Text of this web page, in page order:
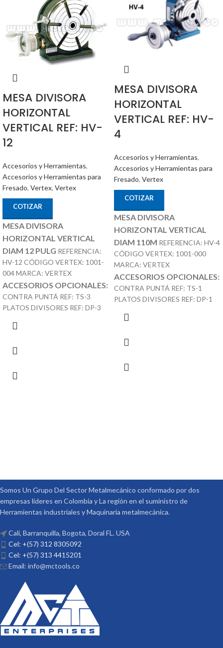
MESA DIVISORA
HORIZONTAL
VERTICAL REF: HV-
12
Accesorios y Herramientas,
Accesorios y Herramientas para
Fresado, Vertex, Vertex
COTIZAR
MESA DIVISORA
HORIZONTAL VERTICAL
DIAM 12 PULG REFERENCIA:
HV-12 CÓDIGO VERTEX: 1001-
004 MARCA: VERTEX
ACCESORIOS OPCIONALES:
CONTRA PUNTÁ REF: TS-3
PLATOS DIVISORES REF: DP-3
MESA DIVISORA
HORIZONTAL
VERTICAL REF: HV-
4
Accesorios y Herramientas,
Accesorios y Herramientas para
Fresado, Vertex
COTIZAR
MESA DIVISORA
HORIZONTAL VERTICAL
DIAM 110M REFERENCIA: HV-4
CÓDIGO VERTEX: 1001-000
MARCA: VERTEX
ACCESORIOS OPCIONALES:
CONTRA PUNTÁ REF: TS-1
PLATOS DIVISORES REF: DP-1
Somos Un Grupo Del Sector Metalmecánico conformado por dos
empresas lideres en Colombia y La región en el suministro de
Herramientas industriales y Maquinaria metalmecánica.
Cali, Barranquilla, Bogota, Doral FL. USA
Cel: +(57) 312 8305092
Cel: +(57) 313 4415201
Email: info@mctools.co